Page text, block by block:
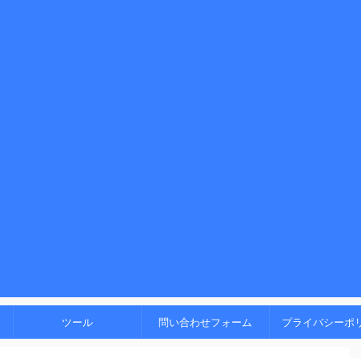
ツール 問い合わせフォーム プライバシーポ